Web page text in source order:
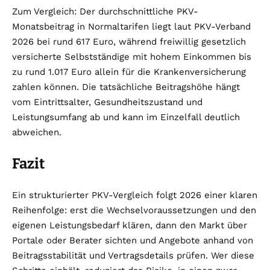
Zum Vergleich: Der durchschnittliche PKV-
Monatsbeitrag in Normaltarifen liegt laut PKV-Verband
2026 bei rund 617 Euro, während freiwillig gesetzlich
versicherte Selbstständige mit hohem Einkommen bis
zu rund 1.017 Euro allein für die Krankenversicherung
zahlen können. Die tatsächliche Beitragshöhe hängt
vom Eintrittsalter, Gesundheitszustand und
Leistungsumfang ab und kann im Einzelfall deutlich
abweichen.
Fazit
Ein strukturierter PKV-Vergleich folgt 2026 einer klaren
Reihenfolge: erst die Wechselvoraussetzungen und den
eigenen Leistungsbedarf klären, dann den Markt über
Portale oder Berater sichten und Angebote anhand von
Beitragsstabilität und Vertragsdetails prüfen. Wer diese